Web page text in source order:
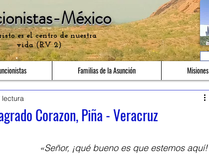
México
es el centro de nuestra
vida (RV 2)
Familias de la Asunción Misiones
Corazon, Piña - Veracruz
«Señor, ¡qué bueno es que estemos aquí!